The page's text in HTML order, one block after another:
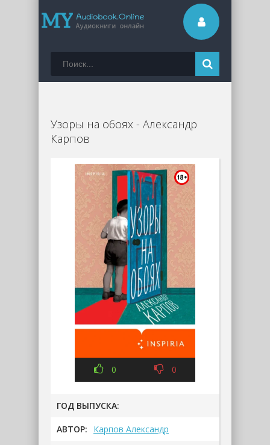
Узоры на обоях - Александр
Карпов
0 0
ГОД ВЫПУСКА:
АВТОР: Карпов Александр